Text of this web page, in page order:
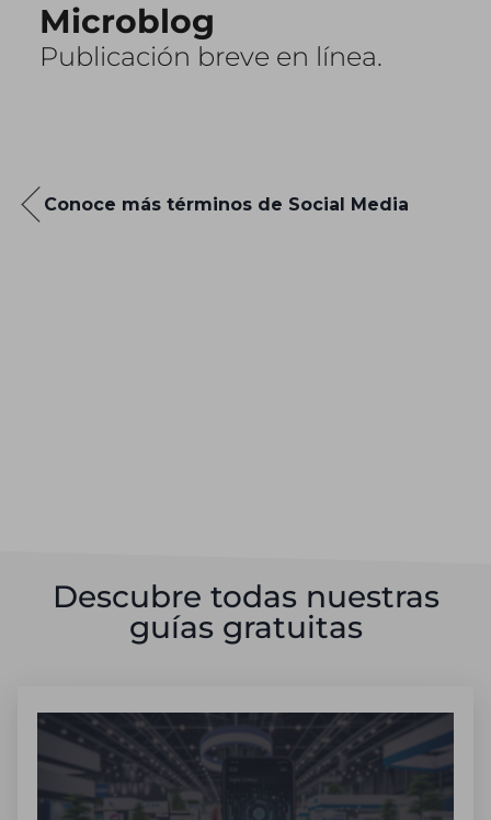
Microblog
Publicación breve en línea.
Conoce más términos de Social Media
Descubre todas nuestras
guías gratuitas